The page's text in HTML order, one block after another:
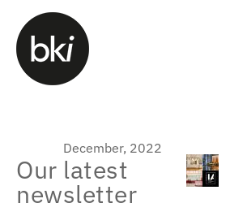
December, 2022
Our latest
newsletter